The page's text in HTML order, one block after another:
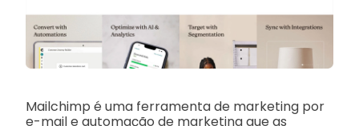
Mailchimp é uma ferramenta de marketing por
e-mail e automação de marketing que as